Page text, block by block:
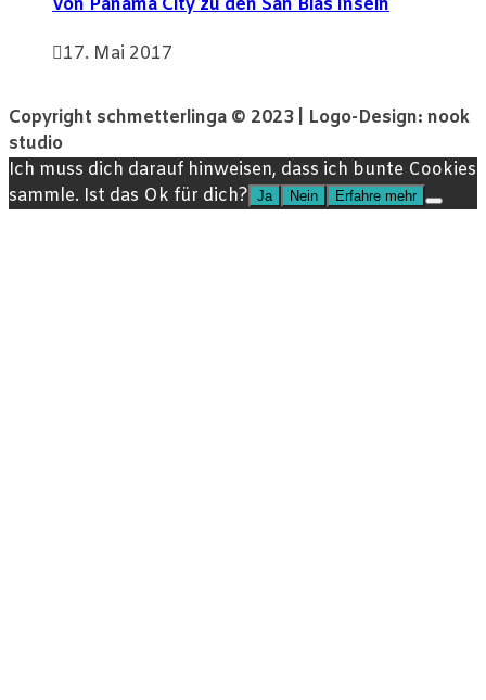
Von Panama City zu den San Blas Inseln
17. Mai 2017
Copyright schmetterlinga © 2023 | Logo-Design: nook
studio
Ich muss dich darauf hinweisen, dass ich bunte Cookies
sammle. Ist das Ok für dich? Ja Nein Erfahre mehr